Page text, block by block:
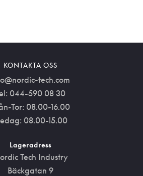
KONTAKTA OSS
tech.com
044-590 08 30
Tor: 08.00-16.00
08.00-15.00
Lageradress
Tech Industry
Bäckgatan 9